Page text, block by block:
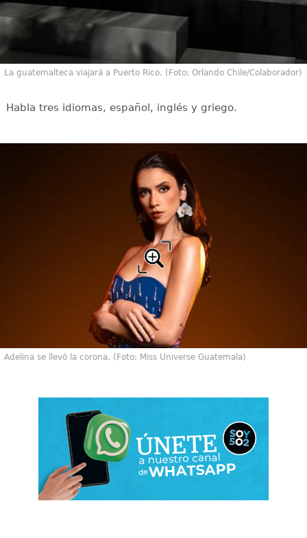
La guatemalteca viajará a Puerto Rico. (Foto: Orlando Chile/Colaborador)
Habla tres idiomas, español, inglés y griego.
Adelina se llevó la corona. (Foto: Miss Universe Guatemala)